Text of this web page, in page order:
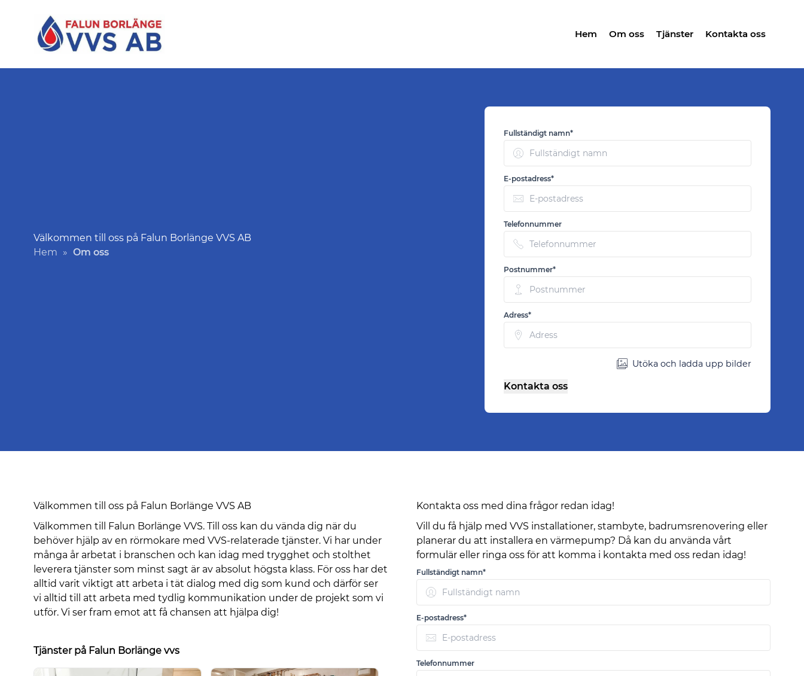
Hem Om oss Tjänster Kontakta oss
Välkommen till oss på Falun Borlänge VVS AB
Hem » Om oss
Fullständigt namn*
E-postadress*
Telefonnummer
Postnummer*
Adress*
Utöka och ladda upp bilder
Kontakta oss
Välkommen till oss på Falun Borlänge VVS AB
Välkommen till Falun Borlänge VVS. Till oss kan du vända dig när du
behöver hjälp av en rörmokare med VVS-relaterade tjänster. Vi har under
många år arbetat i branschen och kan idag med trygghet och stolthet
leverera tjänster som minst sagt är av absolut högsta klass. För oss har det
alltid varit viktigt att arbeta i tät dialog med dig som kund och därför ser
vi alltid till att arbeta med tydlig kommunikation under de projekt som vi
utför. Vi ser fram emot att få chansen att hjälpa dig!
Tjänster på Falun Borlänge vvs
Kontakta oss med dina frågor redan idag!
Vill du få hjälp med VVS installationer, stambyte, badrumsrenovering eller
planerar du att installera en värmepump? Då kan du använda vårt
formulär eller ringa oss för att komma i kontakta med oss redan idag!
Fullständigt namn*
E-postadress*
Telefonnummer